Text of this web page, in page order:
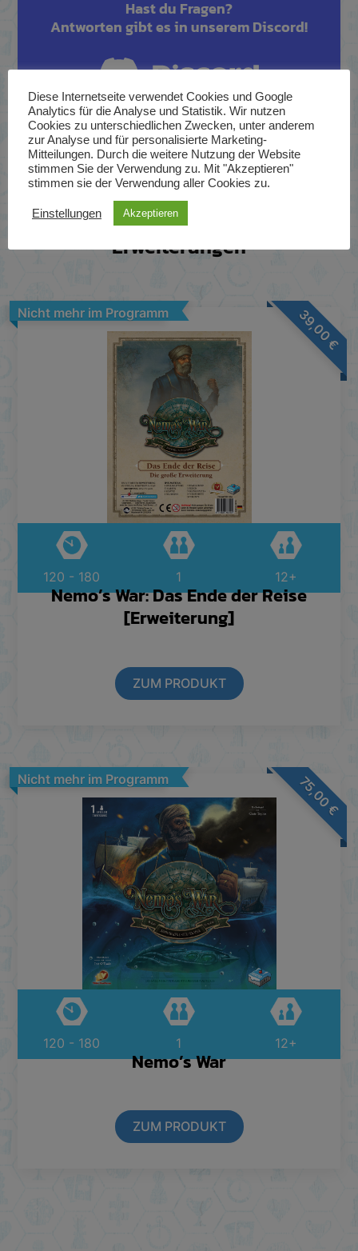
Hast du Fragen?
Antworten gibt es in unserem Discord!
Zugehörige Grundspiele und
Erweiterungen
Nemo’s War: Das Ende der Reise
[Erweiterung]
ZUM PRODUKT
120 - 180 1 12+
39,00
€
Nicht mehr im Programm
Nemo’s War
ZUM PRODUKT
120 - 180 1 12+
75,00
€
Nicht mehr im Programm
Diese Internetseite verwendet Cookies und Google
Analytics für die Analyse und Statistik. Wir nutzen
Cookies zu unterschiedlichen Zwecken, unter anderem
zur Analyse und für personalisierte Marketing-
Mitteilungen. Durch die weitere Nutzung der Website
stimmen Sie der Verwendung zu. Mit "Akzeptieren"
stimmen sie der Verwendung aller Cookies zu.
Einstellungen Akzeptieren